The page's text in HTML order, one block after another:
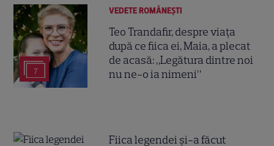
7
VEDETE ROMÂNEŞTI
Teo Trandafir, despre viața
după ce fiica ei, Maia, a plecat
de acasă: „Legătura dintre noi
nu ne-o ia nimeni”
Fiica legendei și-a făcut